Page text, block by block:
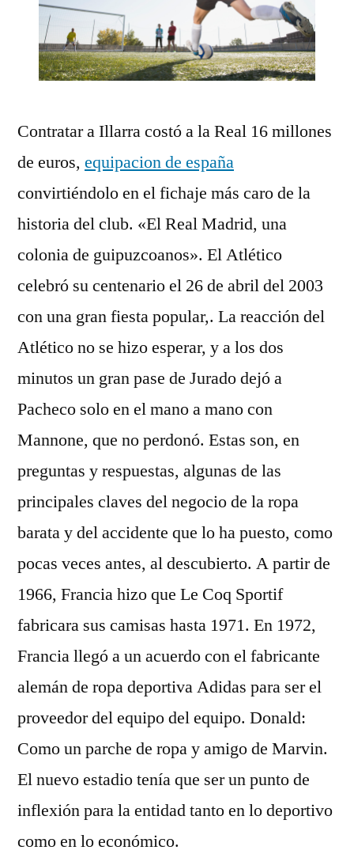
Contratar a Illarra costó a la Real 16 millones
de euros, equipacion de españa
convirtiéndolo en el fichaje más caro de la
historia del club. «El Real Madrid, una
colonia de guipuzcoanos». El Atlético
celebró su centenario el 26 de abril del 2003
con una gran fiesta popular,. La reacción del
Atlético no se hizo esperar, y a los dos
minutos un gran pase de Jurado dejó a
Pacheco solo en el mano a mano con
Mannone, que no perdonó. Estas son, en
preguntas y respuestas, algunas de las
principales claves del negocio de la ropa
barata y del accidente que lo ha puesto, como
pocas veces antes, al descubierto. A partir de
1966, Francia hizo que Le Coq Sportif
fabricara sus camisas hasta 1971. En 1972,
Francia llegó a un acuerdo con el fabricante
alemán de ropa deportiva Adidas para ser el
proveedor del equipo del equipo. Donald:
Como un parche de ropa y amigo de Marvin.
El nuevo estadio tenía que ser un punto de
inflexión para la entidad tanto en lo deportivo
como en lo económico.